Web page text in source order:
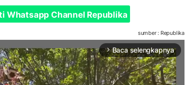
Whatsapp Channel Republika
sumber : Republika
arrow_forward_ios Baca selengkapnya